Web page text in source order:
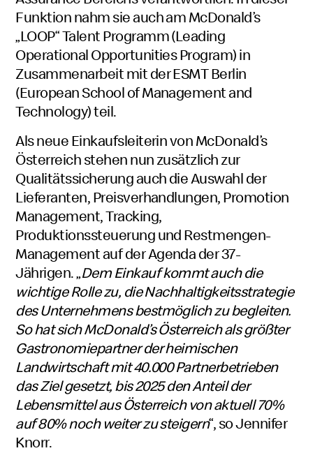
Funktion nahm sie auch am McDonald’s
„LOOP“ Talent Programm (Leading
Operational Opportunities Program) in
Zusammenarbeit mit der ESMT Berlin
(European School of Management and
Technology) teil.
Als neue Einkaufsleiterin von McDonald’s
Österreich stehen nun zusätzlich zur
Qualitätssicherung auch die Auswahl der
Lieferanten, Preisverhandlungen, Promotion
Management, Tracking,
Produktionssteuerung und Restmengen-
Management auf der Agenda der 37-
Jährigen. „Dem Einkauf kommt auch die
wichtige Rolle zu, die Nachhaltigkeitsstrategie
des Unternehmens bestmöglich zu begleiten.
So hat sich McDonald’s Österreich als größter
Gastronomiepartner der heimischen
Landwirtschaft mit 40.000 Partnerbetrieben
das Ziel gesetzt, bis 2025 den Anteil der
Lebensmittel aus Österreich von aktuell 70%
auf 80% noch weiter zu steigern“, so Jennifer
Knorr.